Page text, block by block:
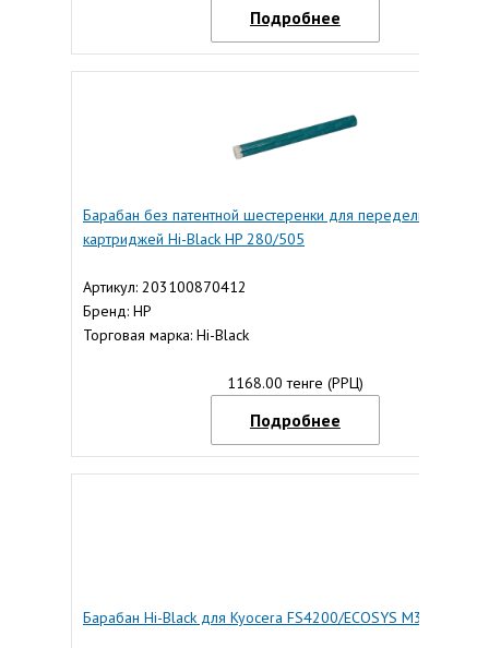
Подробнее
Барабан без патентной шестеренки для переделки
картриджей Hi-Black HP 280/505
Артикул: 203100870412
Бренд: HP
Торговая марка: Hi-Black
1168.00 тенге (РРЦ)
Подробнее
Барабан Hi-Black для Kyocera FS4200/ECOSYS M3540